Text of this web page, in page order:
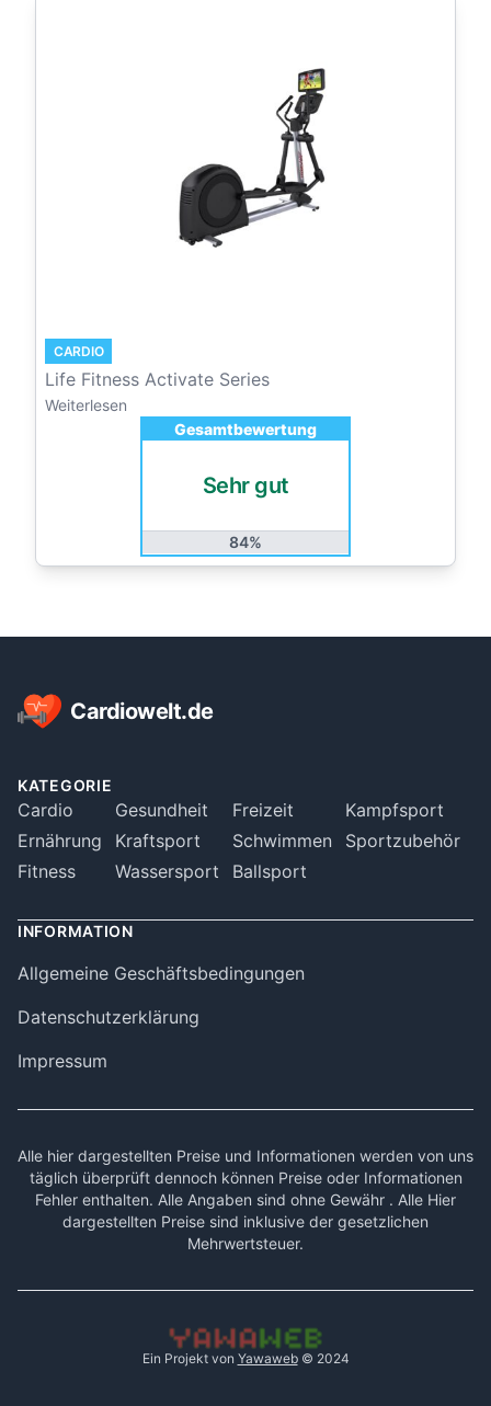
CARDIO
Life Fitness Activate Series
Weiterlesen
Gesamtbewertung
Sehr gut
84%
Cardiowelt.de
KATEGORIE
Cardio
Ernährung
Fitness
Gesundheit
Kraftsport
Wassersport
Freizeit
Schwimmen
Ballsport
Kampfsport
Sportzubehör
INFORMATION
Allgemeine Geschäftsbedingungen
Datenschutzerklärung
Impressum
Alle hier dargestellten Preise und Informationen werden von uns
täglich überprüft dennoch können Preise oder Informationen
Fehler enthalten. Alle Angaben sind ohne Gewähr . Alle Hier
dargestellten Preise sind inklusive der gesetzlichen
Mehrwertsteuer.
Ein Projekt von Yawaweb© 2024